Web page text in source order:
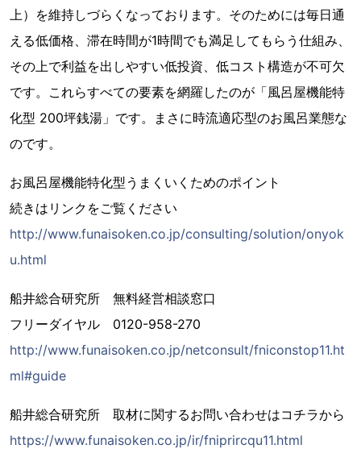
上）を維持しづらくなっております。そのためには毎日通
える低価格、滞在時間が1時間でも満足してもらう仕組み、
その上で利益を出しやすい低投資、低コスト構造が不可欠
です。これらすべての要素を網羅したのが「風呂屋機能特
化型 200坪銭湯」です。まさに時流適応型のお風呂業態な
のです。
お風呂屋機能特化型うまくいくためのポイント
続きはリンクをご覧ください
http://www.funaisoken.co.jp/consulting/solution/onyok
u.html
船井総合研究所 無料経営相談窓口
フリーダイヤル 0120-958-270
http://www.funaisoken.co.jp/netconsult/fniconstop11.ht
ml#guide
船井総合研究所 取材に関するお問い合わせはコチラから
https://www.funaisoken.co.jp/ir/fniprircqu11.html